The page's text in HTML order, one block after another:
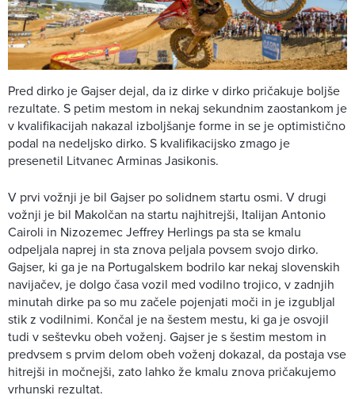
Pred dirko je Gajser dejal, da iz dirke v dirko pričakuje boljše
rezultate. S petim mestom in nekaj sekundnim zaostankom je
v kvalifikacijah nakazal izboljšanje forme in se je optimistično
podal na nedeljsko dirko. S kvalifikacijsko zmago je
presenetil Litvanec Arminas Jasikonis.
V prvi vožnji je bil Gajser po solidnem startu osmi. V drugi
vožnji je bil Makolčan na startu najhitrejši, Italijan Antonio
Cairoli in Nizozemec Jeffrey Herlings pa sta se kmalu
odpeljala naprej in sta znova peljala povsem svojo dirko.
Gajser, ki ga je na Portugalskem bodrilo kar nekaj slovenskih
navijačev, je dolgo časa vozil med vodilno trojico, v zadnjih
minutah dirke pa so mu začele pojenjati moči in je izgubljal
stik z vodilnimi. Končal je na šestem mestu, ki ga je osvojil
tudi v seštevku obeh voženj. Gajser je s šestim mestom in
predvsem s prvim delom obeh voženj dokazal, da postaja vse
hitrejši in močnejši, zato lahko že kmalu znova pričakujemo
vrhunski rezultat.